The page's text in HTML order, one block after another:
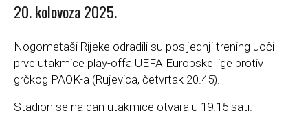
20. kolovoza 2025.
Nogometaši Rijeke odradili su posljednji trening uoči
prve utakmice play-offa UEFA Europske lige protiv
grčkog PAOK-a (Rujevica, četvrtak 20.45).
Stadion se na dan utakmice otvara u 19.15 sati.